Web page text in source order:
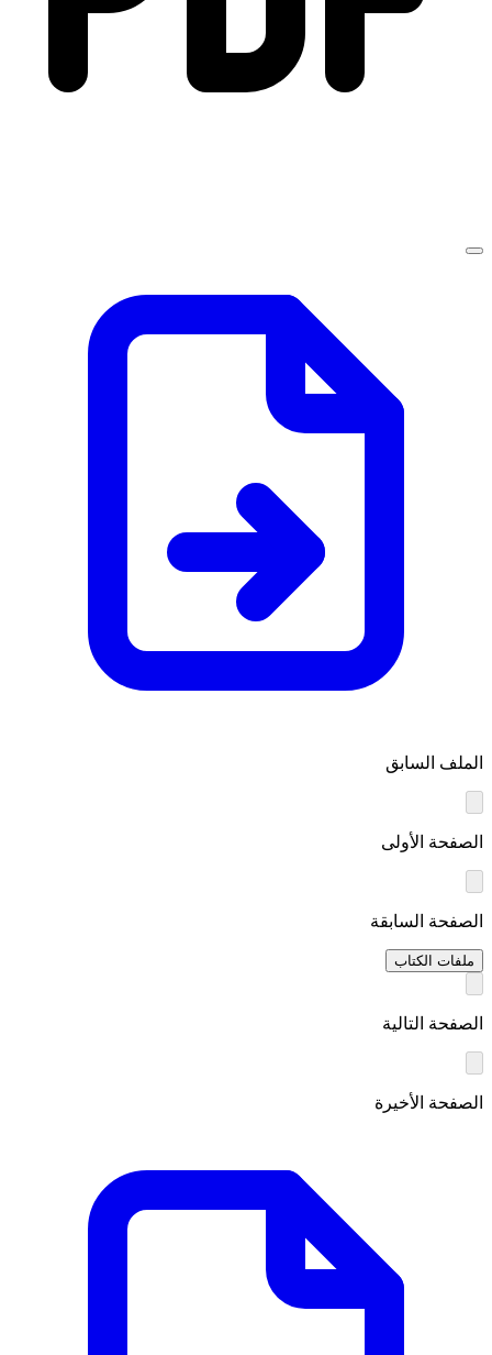
الملف السابق
الصفحة الأولى
الصفحة السابقة
ملفات الكتاب
الصفحة التالية
الصفحة الأخيرة